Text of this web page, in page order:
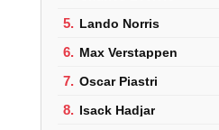
5. Lando Norris
6. Max Verstappen
7. Oscar Piastri
8. Isack Hadjar